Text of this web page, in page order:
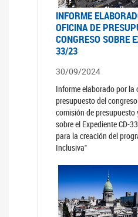
INFORME
OFICINA DE
CONGRESO SOBRE
33/23
30/09/2024
Informe elaborado por la
presupuesto del
comisión de presupuesto
sobre el Expediente CD-
para la creación del
Inclusiva"